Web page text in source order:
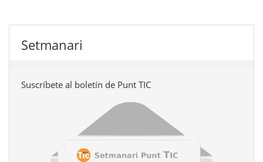
Setmanari
Suscríbete al boletín de Punt TIC